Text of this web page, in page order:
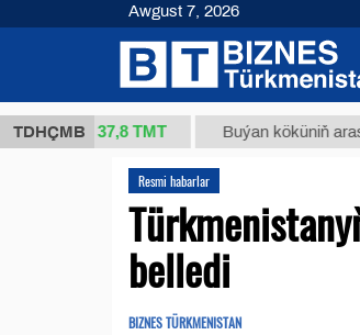
TDHÇMB
37,8 ТМТ Buýan köküniň
Resmi habarlar
belledi
BIZNES TÜRKMENISTAN
Awgust 7, 2026